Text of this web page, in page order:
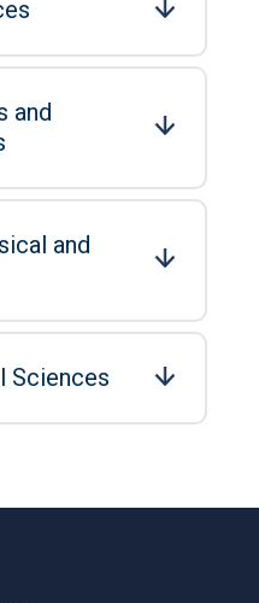
and
and
Sciences